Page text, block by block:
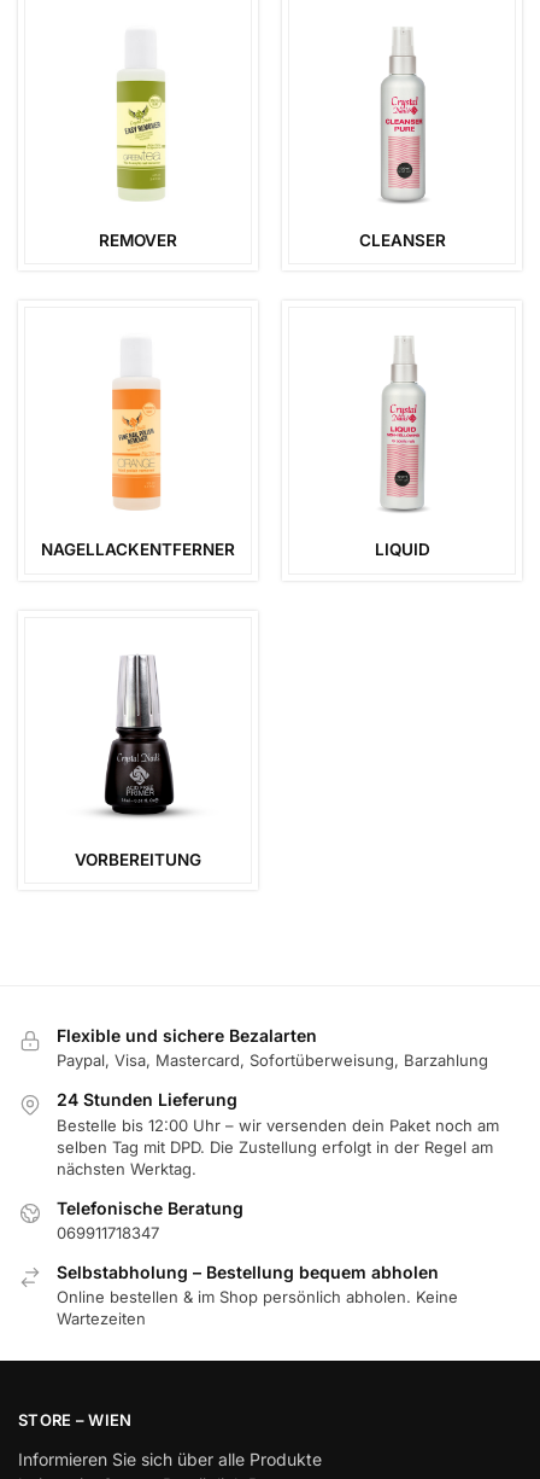
REMOVER CLEANSER
NAGELLACKENTFERNER LIQUID
VORBEREITUNG
Flexible und sichere Bezalarten
Paypal, Visa, Mastercard, Sofortüberweisung, Barzahlung
24 Stunden Lieferung
Bestelle bis 12:00 Uhr – wir versenden dein Paket noch am
selben Tag mit DPD. Die Zustellung erfolgt in der Regel am
nächsten Werktag.
Telefonische Beratung
069911718347
Selbstabholung – Bestellung bequem abholen
Online bestellen & im Shop persönlich abholen. Keine
Wartezeiten
STORE – WIEN
Informieren Sie sich über alle Produkte